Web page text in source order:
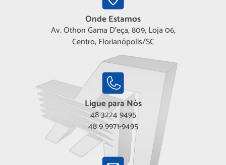
Onde Estamos
Av. Othon Gama D'eça, 809, Loja 06,
Centro, Florianópolis/SC
Ligue para Nós
48 3224 9495
48 9 9971-9495